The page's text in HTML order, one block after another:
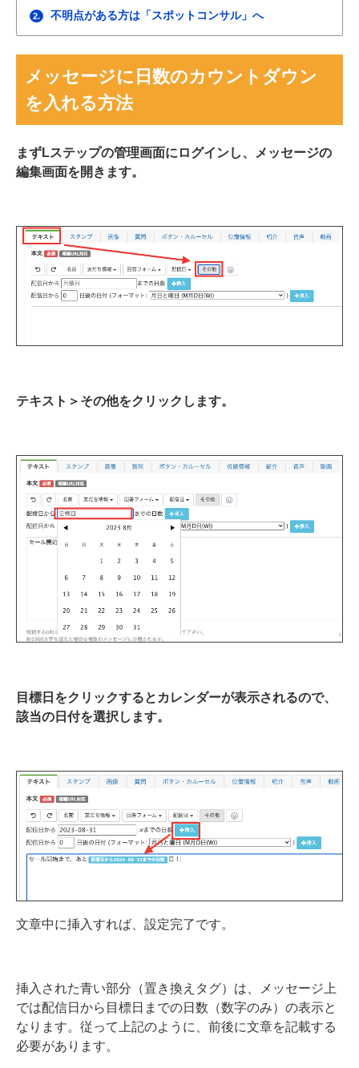
2. 不明点がある方は「スポットコンサル」へ
メッセージに日数のカウントダウン
を入れる方法
まずLステップの管理画面にログインし、メッセージの
編集画面を開きます。
テキスト＞その他をクリックします。
目標日をクリックするとカレンダーが表示されるので、
該当の日付を選択します。
文章中に挿入すれば、設定完了です。
挿入された青い部分（置き換えタグ）は、メッセージ上
では配信日から目標日までの日数（数字のみ）の表示と
なります。従って上記のように、前後に文章を記載する
必要があります。